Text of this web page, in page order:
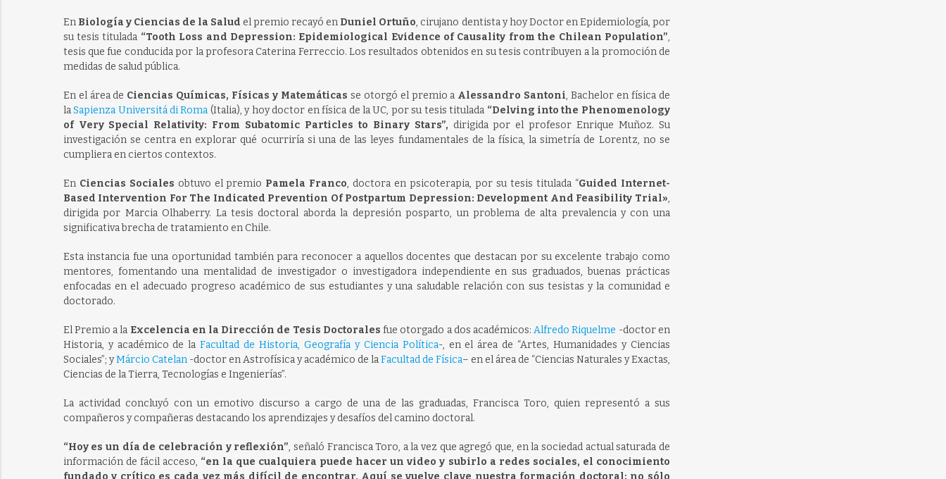
En Biología y Ciencias de la Salud el premio recayó en Duniel Ortuño, cirujano dentista y hoy Doctor en Epidemiología, por
su tesis titulada “Tooth Loss and Depression: Epidemiological Evidence of Causality from the Chilean Population”,
tesis que fue conducida por la profesora Caterina Ferreccio. Los resultados obtenidos en su tesis contribuyen a la promoción de
medidas de salud pública.
En el área de Ciencias Químicas, Físicas y Matemáticas se otorgó el premio a Alessandro Santoni, Bachelor en física de
laSapienza Universitá di Roma (Italia), y hoy doctor en física de la UC, por su tesis titulada “Delving into the Phenomenology
of Very Special Relativity: From Subatomic Particles to Binary Stars”, dirigida por el profesor Enrique Muñoz. Su
investigación se centra en explorar qué ocurriría si una de las leyes fundamentales de la física, la simetría de Lorentz, no se
cumpliera en ciertos contextos.
En Ciencias Sociales obtuvo el premio Pamela Franco, doctora en psicoterapia, por su tesis titulada “Guided Internet-
Based Intervention For The Indicated Prevention Of Postpartum Depression: Development And Feasibility Trial»,
dirigida por Marcia Olhaberry. La tesis doctoral aborda la depresión posparto, un problema de alta prevalencia y con una
significativa brecha de tratamiento en Chile.
Esta instancia fue una oportunidad también para reconocer a aquellos docentes que destacan por su excelente trabajo como
mentores, fomentando una mentalidad de investigador o investigadora independiente en sus graduados, buenas prácticas
enfocadas en el adecuado progreso académico de sus estudiantes y una saludable relación con sus tesistas y la comunidad e
doctorado.
El Premio a la Excelencia en la Dirección de Tesis Doctorales fue otorgado a dos académicos:Alfredo Riquelme -doctor en
Historia, y académico de laFacultad de Historia, Geografía y Ciencia Política-, en el área de “Artes, Humanidades y Ciencias
Sociales”; yMárcio Catelan-doctor en Astrofísica y académico de laFacultad de Física– en el área de “Ciencias Naturales y Exactas,
Ciencias de la Tierra, Tecnologías e Ingenierías”.
La actividad concluyó con un emotivo discurso a cargo de una de las graduadas, Francisca Toro, quien representó a sus
compañeros y compañeras destacando los aprendizajes y desafíos del camino doctoral.
“Hoy es un día de celebración y reflexión”, señaló Francisca Toro, a la vez que agregó que, en la sociedad actual saturada de
información de fácil acceso, “en la que cualquiera puede hacer un video y subirlo a redes sociales, el conocimiento
fundado y crítico es cada vez más difícil de encontrar. Aquí se vuelve clave nuestra formación doctoral; no sólo